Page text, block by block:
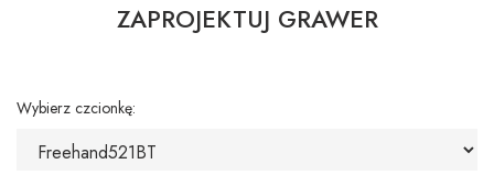
ZAPROJEKTUJ GRAWER
Wybierz czcionkę: